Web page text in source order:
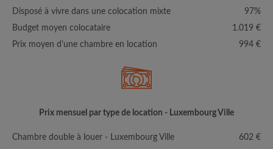
Disposé à vivre dans une colocation mixte
97%
Budget moyen colocataire
1.019 €
Prix moyen d'une chambre en location
994 €
Prix mensuel par type de location - Luxembourg Ville
Chambre double à louer - Luxembourg Ville
602 €